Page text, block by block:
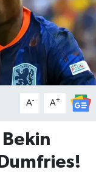
A- A+
Bekin